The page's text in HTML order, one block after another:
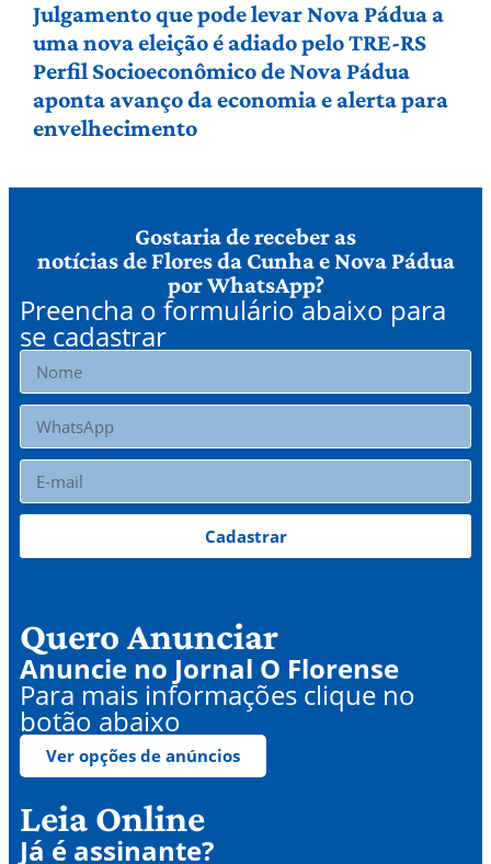
Julgamento que pode levar Nova Pádua a
uma nova eleição é adiado pelo TRE-RS
Perfil Socioeconômico de Nova Pádua
aponta avanço da economia e alerta para
envelhecimento
Gostaria de receber as
notícias de Flores da Cunha e Nova Pádua
por WhatsApp?
Preencha o formulário abaixo para
se cadastrar
Cadastrar
Quero Anunciar
Anuncie no Jornal O Florense
Para mais informações clique no
botão abaixo
Ver opções de anúncios
Leia Online
Já é assinante?